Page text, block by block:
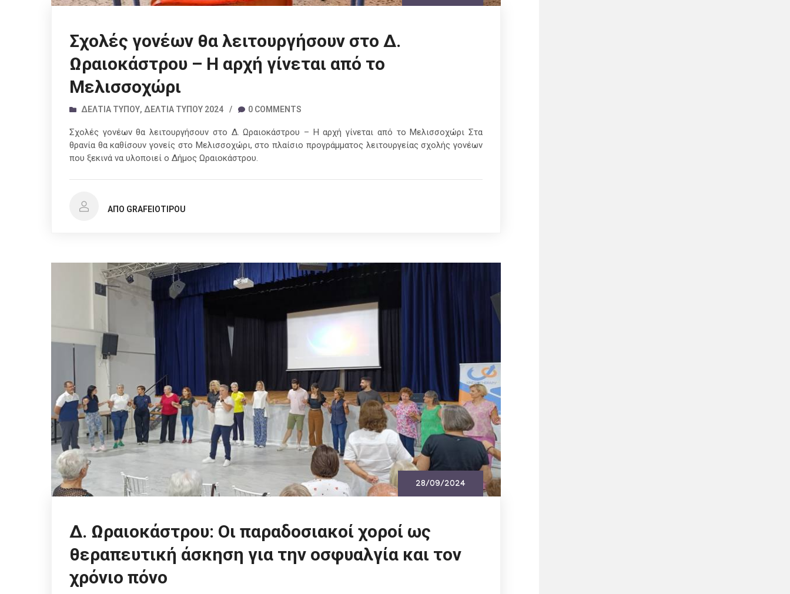
Σχολές γονέων θα λειτουργήσουν στο Δ.
Ωραιοκάστρου – Η αρχή γίνεται από το
Μελισσοχώρι
ΔΕΛΤΊΑ ΤΎΠΟΥ, ΔΕΛΤΊΑ ΤΎΠΟΥ 2024 / 0 COMMENTS
Σχολές γονέων θα λειτουργήσουν στο Δ. Ωραιοκάστρου – Η αρχή γίνεται από το Μελισσοχώρι Στα
θρανία θα καθίσουν γονείς στο Μελισσοχώρι, στο πλαίσιο προγράμματος λειτουργείας σχολής γονέων
που ξεκινά να υλοποιεί ο Δήμος Ωραιοκάστρου.
ΑΠΌ GRAFEIOTIPOU
28/09/2024
Δ. Ωραιοκάστρου: Οι παραδοσιακοί χοροί ως
θεραπευτική άσκηση για την οσφυαλγία και τον
χρόνιο πόνο